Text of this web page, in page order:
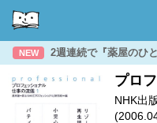
NEW 2週連続で『薬屋のひ
プロ
NHK出